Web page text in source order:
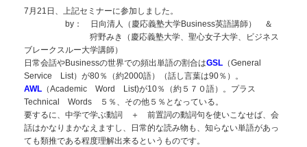
7月21日、上記セミナーに参加しました。
by： 日向清人（慶応義塾大学Business英語講師） ＆
狩野みき（慶応義塾大学、聖心女子大学、ビジネス
ブレークスルー大学講師）
日常会話やBusinessの世界での頻出単語の割合はGSL （General
Service List）が80％（約2000語）（話し言葉は90％）。
AWL （Academic Word List)が10％（約５７０語）。プラス
Technical Words ５％、その他５％となっている。
要するに、中学で学ぶ動詞 ＋ 前置詞の動詞句を使いこなせば、会
話はかなりまかなえますし、日常的な読み物も、知らない単語があっ
ても類推である程度理解出来るというものです。